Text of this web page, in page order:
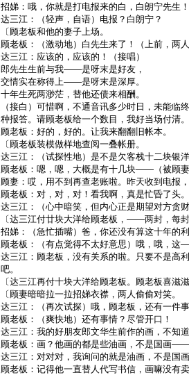
招娣：哦，你就是打电报来的白，白朗宁先生
达三江：（轻声，自语）电报？白朗宁？
〔顾老板和他的妻子上场。
顾老板：（激动地）白先生来了！（上前，两
达三江：应该的，应该的！（接唱）
郎先生生前与我——是呀末是好友，
交情实在称得上——是呀末是深厚。
十年生死两渺茫，替他还债来相酬。
（接白）可惜啊，不通音讯多少时日，未能
种报答。请顾老板给一个数目，我好当场付清。
顾老板：好的，好的。让我来翻翻旧帐本。
〔顾老板装模做样地查阅一叠帐册。
达三江：（试探性地）是不是欠客栈十二块银
顾老板：嗯，嗯，大概是有十几块——（被顾
顾妻：哎，用不到再查老账啦。昨天收到电
顾老板：对，对，对！看我啊，真是忙昏了头
达三江：（心中暗笑，但内心正是期望对方贪
〔达三江付廿块大洋给顾老板，——两封，每
招娣：（急忙插嘴）爸，你还没有算这十年的
顾老板：（有点觉得不太好意思）哦，哦，
达三江：顾老板，没有关系的啦。只要不是高
吧。
〔达三江再付十块大洋给顾老板。顾老板喜
〔顾妻暗暗拉一拉招娣衣襟，两人偷偷对笑。
达三江：（再次试探）哦，顾老板，还有一
顾老板：（爽快地）还有事情？尽管开口！
达三江：我的好朋友郎文华生前作的画，不知
顾老板：画？他画的都是些油画，不是国画
达三江：对对对，我询问的就是油画，不是国
顾老板：记得他一直替人代写书信，画嘛没有